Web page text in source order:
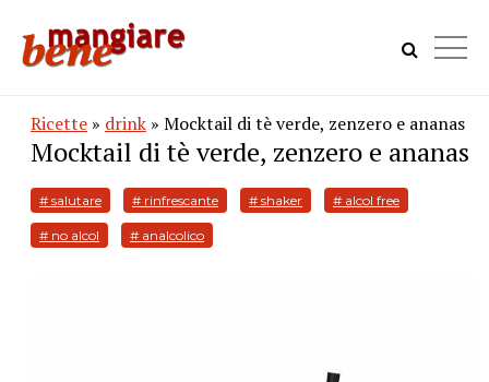
Ricette » drink » Mocktail di tè verde, zenzero e ananas
Mocktail di tè verde, zenzero e ananas
# salutare # rinfrescante # shaker # alcol free
# no alcol # analcolico